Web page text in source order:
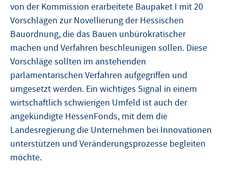
von der Kommission erarbeitete Baupaket I mit 20
Vorschlägen zur Novellierung der Hessischen
Bauordnung, die das Bauen unbürokratischer
machen und Verfahren beschleunigen sollen. Diese
Vorschläge sollten im anstehenden
parlamentarischen Verfahren aufgegriffen und
umgesetzt werden. Ein wichtiges Signal in einem
wirtschaftlich schwierigen Umfeld ist auch der
angekündigte HessenFonds, mit dem die
Landesregierung die Unternehmen bei Innovationen
unterstützen und Veränderungsprozesse begleiten
möchte.